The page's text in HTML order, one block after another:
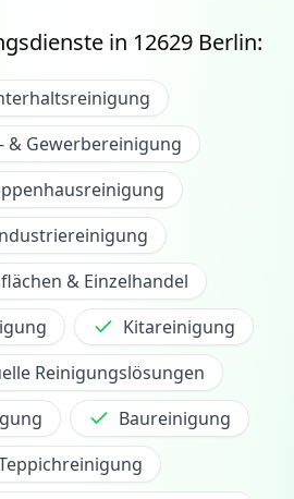
in 12629Berlin:
& Gewerbereinigung
& Einzelhandel
Kitareinigung
Reinigungslösungen
Baureinigung